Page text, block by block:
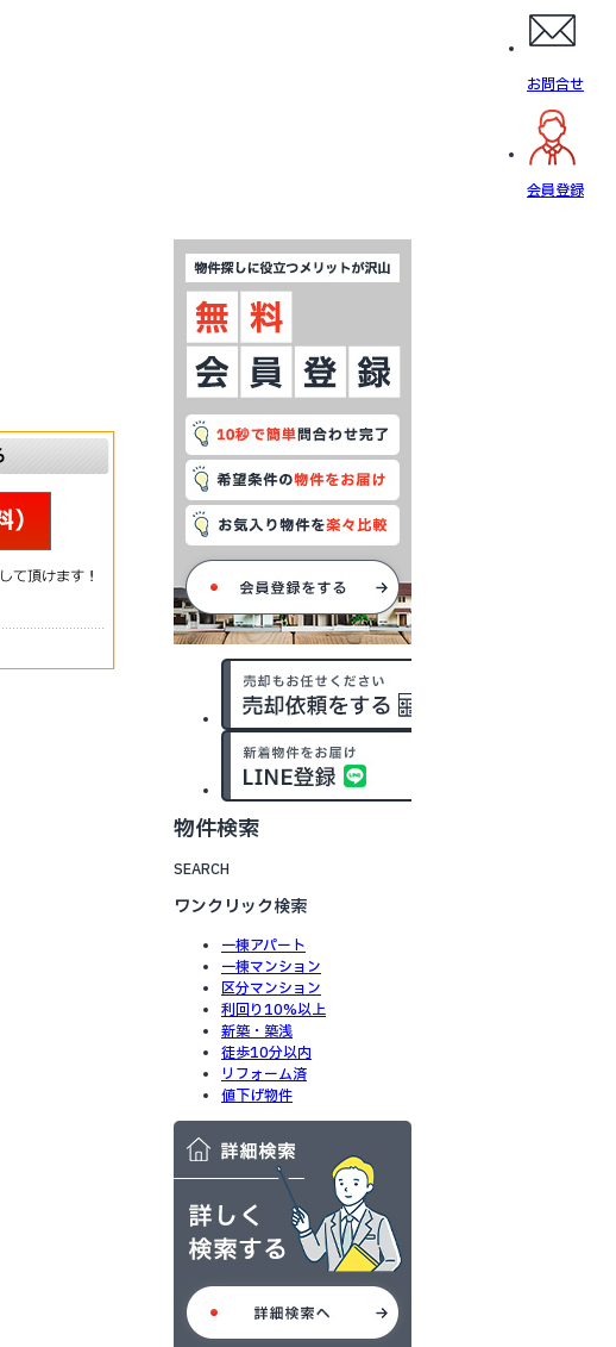
お問合せ
会員登録
物件検索
SEARCH
ワンクリック検索
一棟アパート
一棟マンション
区分マンション
利回り10%以上
新築・築浅
徒歩10分以内
リフォーム済
値下げ物件